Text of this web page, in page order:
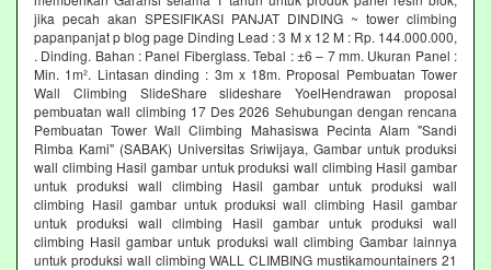
jika pecah akan SPESIFIKASI PANJAT DINDING ~ tower climbing
papanpanjat p blog page Dinding Lead : 3 M x 12 M : Rp. 144.000.000,
. Dinding. Bahan : Panel Fiberglass. Tebal : ±6 – 7 mm. Ukuran Panel :
Min. 1m². Lintasan dinding : 3m x 18m. Proposal Pembuatan Tower
Wall Climbing SlideShare slideshare YoelHendrawan proposal
pembuatan wall climbing 17 Des 2026 Sehubungan dengan rencana
Pembuatan Tower Wall Climbing Mahasiswa Pecinta Alam "Sandi
Rimba Kami" (SABAK) Universitas Sriwijaya, Gambar untuk produksi
wall climbing Hasil gambar untuk produksi wall climbing Hasil gambar
untuk produksi wall climbing Hasil gambar untuk produksi wall
climbing Hasil gambar untuk produksi wall climbing Hasil gambar
untuk produksi wall climbing Hasil gambar untuk produksi wall
climbing Hasil gambar untuk produksi wall climbing Gambar lainnya
untuk produksi wall climbing WALL CLIMBING mustikamountainers 21